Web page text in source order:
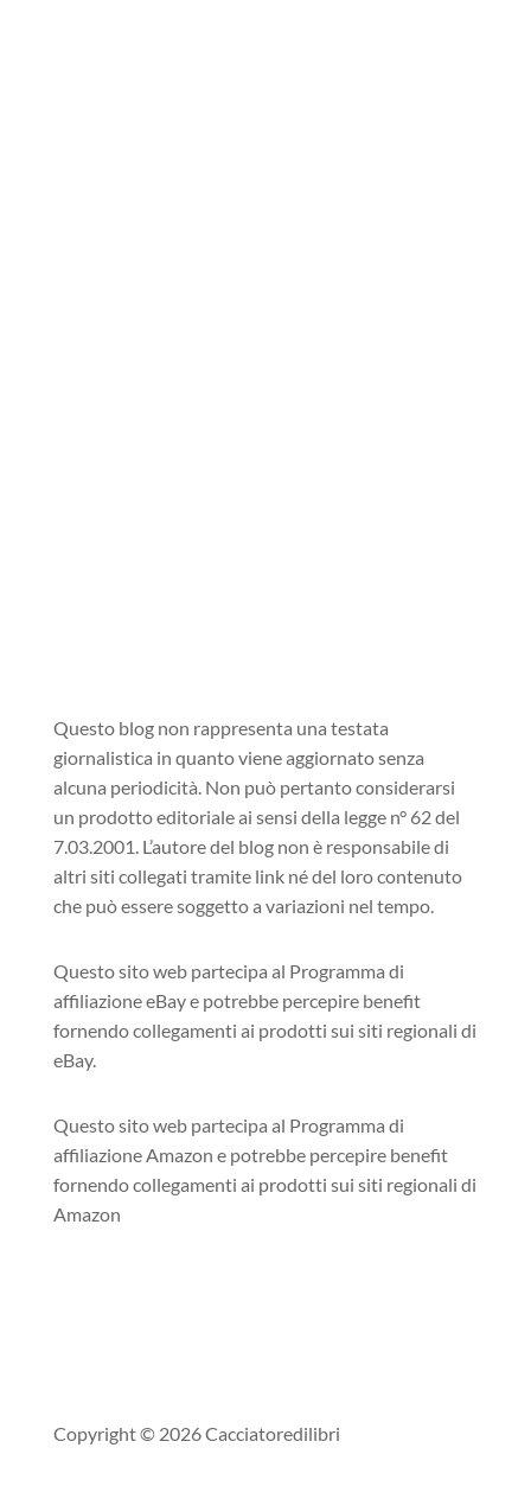
Questo blog non rappresenta una testata
giornalistica in quanto viene aggiornato senza
alcuna periodicità. Non può pertanto considerarsi
un prodotto editoriale ai sensi della legge n° 62 del
7.03.2001. L’autore del blog non è responsabile di
altri siti collegati tramite link né del loro contenuto
che può essere soggetto a variazioni nel tempo.
Questo sito web partecipa al Programma di
affiliazione eBay e potrebbe percepire benefit
fornendo collegamenti ai prodotti sui siti regionali di
eBay.
Questo sito web partecipa al Programma di
affiliazione Amazon e potrebbe percepire benefit
fornendo collegamenti ai prodotti sui siti regionali di
Amazon
Copyright © 2026 Cacciatoredilibri